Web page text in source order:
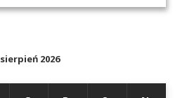
sierpień 2026